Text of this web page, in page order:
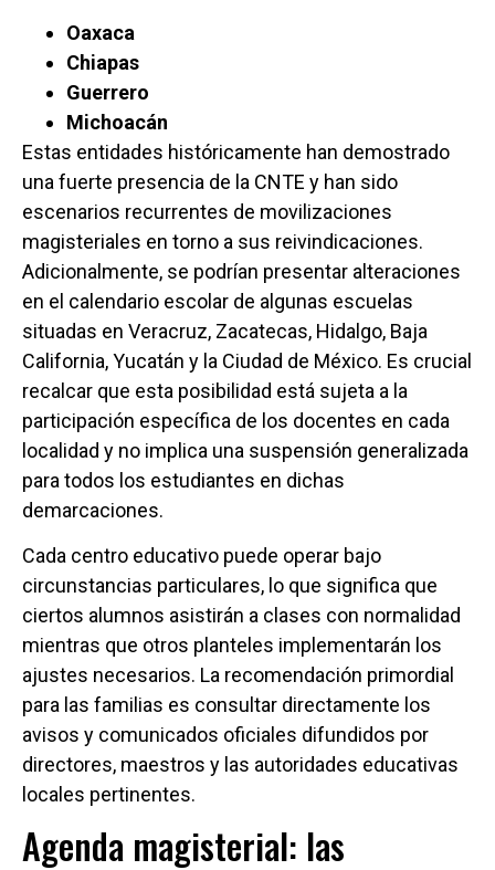
Oaxaca
Chiapas
Guerrero
Michoacán
Estas entidades históricamente han demostrado
una fuerte presencia de la CNTE y han sido
escenarios recurrentes de movilizaciones
magisteriales en torno a sus reivindicaciones.
Adicionalmente, se podrían presentar alteraciones
en el calendario escolar de algunas escuelas
situadas en Veracruz, Zacatecas, Hidalgo, Baja
California, Yucatán y la Ciudad de México. Es crucial
recalcar que esta posibilidad está sujeta a la
participación específica de los docentes en cada
localidad y no implica una suspensión generalizada
para todos los estudiantes en dichas
demarcaciones.
Cada centro educativo puede operar bajo
circunstancias particulares, lo que significa que
ciertos alumnos asistirán a clases con normalidad
mientras que otros planteles implementarán los
ajustes necesarios. La recomendación primordial
para las familias es consultar directamente los
avisos y comunicados oficiales difundidos por
directores, maestros y las autoridades educativas
locales pertinentes.
Agenda magisterial: las